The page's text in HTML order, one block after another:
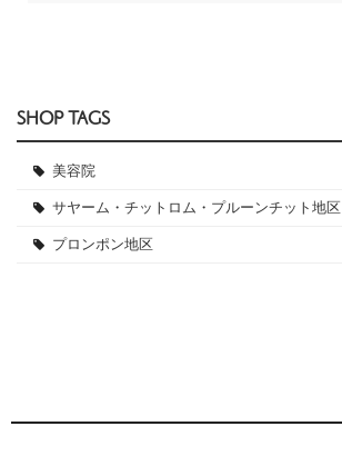
SHOP TAGS
美容院
サヤーム・チットロム・プルーンチット地区
プロンポン地区